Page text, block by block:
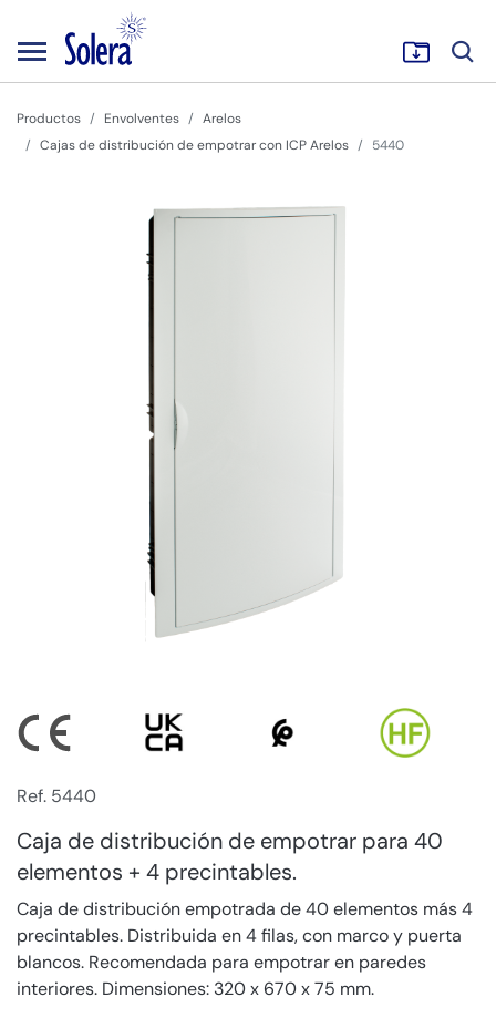
Productos Envolventes
Arelos
Cajas de distribución de empotrar con ICP Arelos
5440
Ref. 5440
Caja de distribución de empotrar para 40
elementos + 4 precintables.
Caja de distribución empotrada de 40 elementos más 4
precintables. Distribuida en 4 filas, con marco y puerta
blancos. Recomendada para empotrar en paredes
interiores. Dimensiones: 320 x 670 x 75 mm.